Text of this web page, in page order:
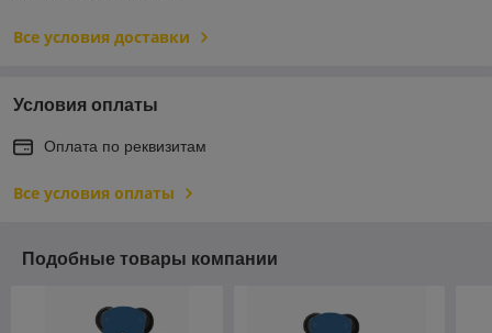
Все условия доставки
Условия оплаты
Оплата по реквизитам
Все условия оплаты
Подобные товары компании